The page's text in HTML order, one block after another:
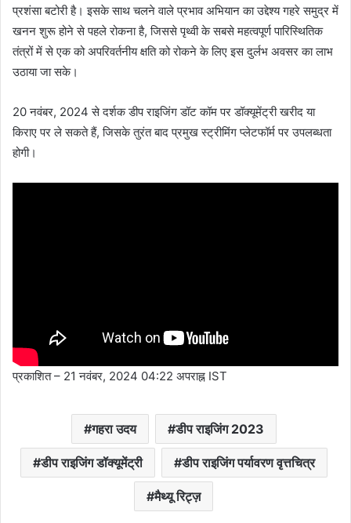
प्रशंसा बटोरी है। इसके साथ चलने वाले प्रभाव अभियान का उद्देश्य गहरे समुद्र में
खनन शुरू होने से पहले रोकना है, जिससे पृथ्वी के सबसे महत्वपूर्ण पारिस्थितिक
तंत्रों में से एक को अपरिवर्तनीय क्षति को रोकने के लिए इस दुर्लभ अवसर का लाभ
उठाया जा सके।
20 नवंबर, 2024 से दर्शक डीप राइजिंग डॉट कॉम पर डॉक्यूमेंट्री खरीद या
किराए पर ले सकते हैं, जिसके तुरंत बाद प्रमुख स्ट्रीमिंग प्लेटफॉर्म पर उपलब्धता
होगी।
प्रकाशित– 21 नवंबर, 2024 04:22 अपराह्न IST
गहरा उदय डीप राइजिंग 2023
डीप राइजिंग डॉक्यूमेंट्री डीप राइजिंग पर्यावरण वृत्तचित्र
मैथ्यू रिट्ज़